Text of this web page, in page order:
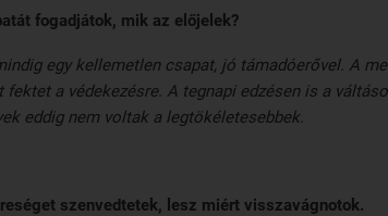
fogadjátok, mik az előjelek?
egy kellemetlen csapat, jó támadóerővel. A
fektet a védekezésre. A tegnapi edzésen is a
eddig nem voltak a legtökéletesebbek.
szenvedtetek, lesz miért visszavágnotok.